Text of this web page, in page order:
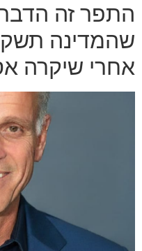
התפר זה
שהמדינה
אחרי שיקרה